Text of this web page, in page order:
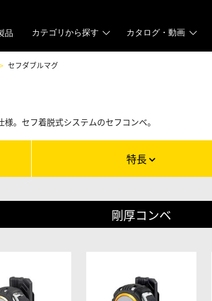
品 カテゴリから探す カタログ・動画
セフダブルマグ
。セフ着脱式システムのセフコンベ。
特長
剛厚コンベ